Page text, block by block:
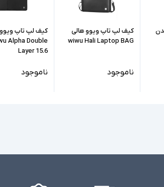
کیف لپ تاپ ویوو هالی
wiwu Hali Laptop BAG
ناموجود
کیف لپ تاپ ویوو
Alpha Double
Layer 15.6
ناموجود